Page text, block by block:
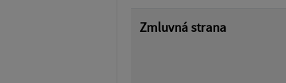
Zmluvná strana